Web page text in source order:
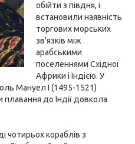
обійти з півдня, і
встановили наявність
торгових морських
зв'язків між
арабськими
поселеннями Східної
Африки і Індією. У
Мануел I (1495-1521)
до Індії довкола
чотирьох кораблів з